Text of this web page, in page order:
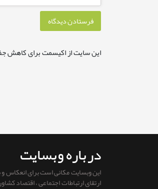
این سایت از اکیسمت برای کاهش
درباره وبسایت
این وبسایت مکانی است برای انعکاس و
ارتقای ارتباطات اجتماعی ، اقتصاد